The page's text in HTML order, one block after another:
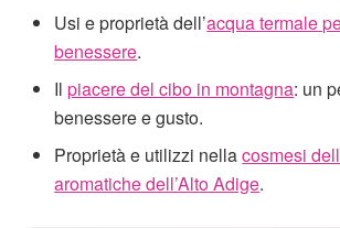
Usi e proprietà dell’acqua termale
benessere.
Ilpiacere del cibo in montagna: un
benessere e gusto.
Proprietà e utilizzi nellacosmesi
aromatiche dell’Alto Adige.